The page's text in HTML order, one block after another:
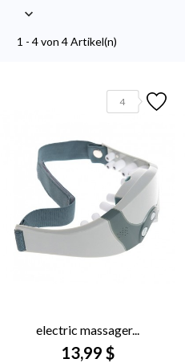

1 - 4 von 4 Artikel(n)
4
electric massager...
13,99 $